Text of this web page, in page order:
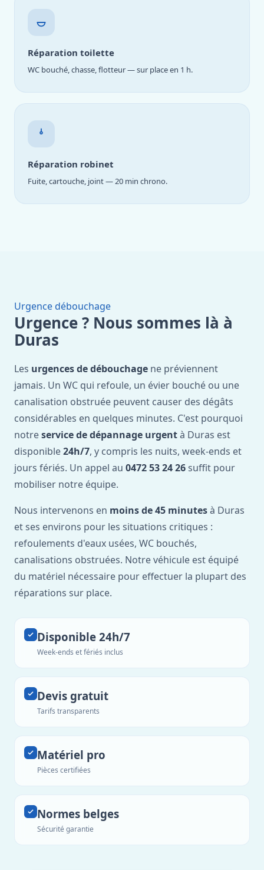
Réparation toilette
WC bouché, chasse, flotteur — sur place en 1 h.
Réparation robinet
Fuite, cartouche, joint — 20 min chrono.
Urgence débouchage
Urgence ? Nous sommes là à
Duras
Les urgences de débouchage ne préviennent
jamais. Un WC qui refoule, un évier bouché ou une
canalisation obstruée peuvent causer des dégâts
considérables en quelques minutes. C'est pourquoi
notreservice de dépannage urgentà Duras est
disponible24h/7, y compris les nuits, week-ends et
jours fériés. Un appel au 0472 53 24 26 suffit pour
mobiliser notre équipe.
Nous intervenons en moins de 45 minutesà Duras
et ses environs pour les situations critiques :
refoulements d'eaux usées, WC bouchés,
canalisations obstruées. Notre véhicule est équipé
du matériel nécessaire pour effectuer la plupart des
réparations sur place.
Disponible 24h/7
Week-ends et fériés inclus
Devis gratuit
Tarifs transparents
Matériel pro
Pièces certifiées
Normes belges
Sécurité garantie